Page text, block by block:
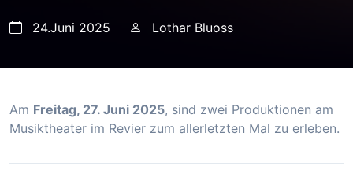
24.Juni 2025 Lothar Bluoss
Am Freitag, 27. Juni 2025, sind zwei Produktionen am
Musiktheater im Revier zum allerletzten Mal zu erleben.